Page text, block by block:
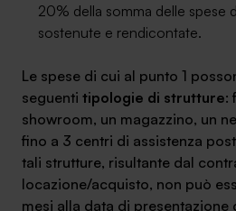
20% della somma delle spese
sostenute e rendicontate.
Le spese di cui al punto 1
seguenti tipologie di strutture:
showroom, un magazzino, un
fino a 3 centri di assistenza
tali strutture, risultante dal
locazione/acquisto, non può
mesi alla data di presentazione